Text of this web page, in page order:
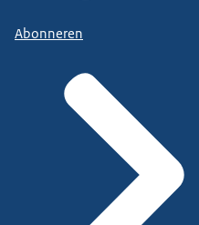
Abonneren